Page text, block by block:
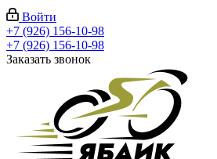
Войти
+7 (926) 156-10-98
+7 (926) 156-10-98
Заказать звонок